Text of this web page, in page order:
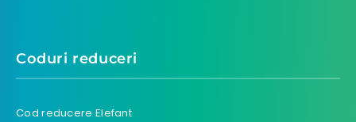
Coduri reduceri
Cod reducere Elefant